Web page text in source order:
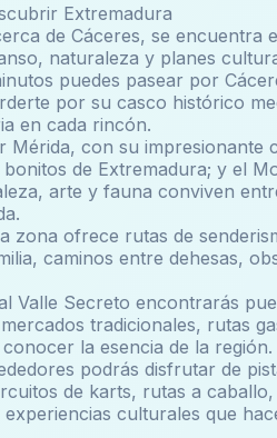
Extremadura
de Cáceres, se encuentra
naturaleza y planes
puedes pasear por
por su casco histórico
en cada rincón.
Mérida, con su impresionante
de Extremadura; y el
arte y fauna conviven
zona ofrece rutas de
caminos entre dehesas,
Valle Secreto encontrarás
tradicionales, rutas
la esencia de la región.
podrás disfrutar de
de karts, rutas a caballo,
culturales que